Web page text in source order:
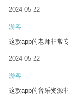
2024-05-22
游客
这款app的老师非常
2024-05-22
游客
这款app的音乐资源